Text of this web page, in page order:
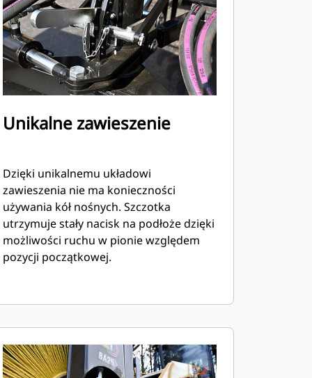
Unikalne zawieszenie
Dzięki unikalnemu układowi
zawieszenia nie ma konieczności
używania kół nośnych. Szczotka
utrzymuje stały nacisk na podłoże dzięki
możliwości ruchu w pionie względem
pozycji początkowej.